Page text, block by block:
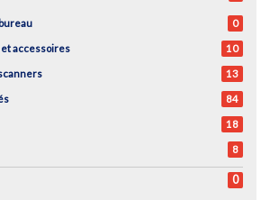
0
accessoires 10
13
84
18
8
0